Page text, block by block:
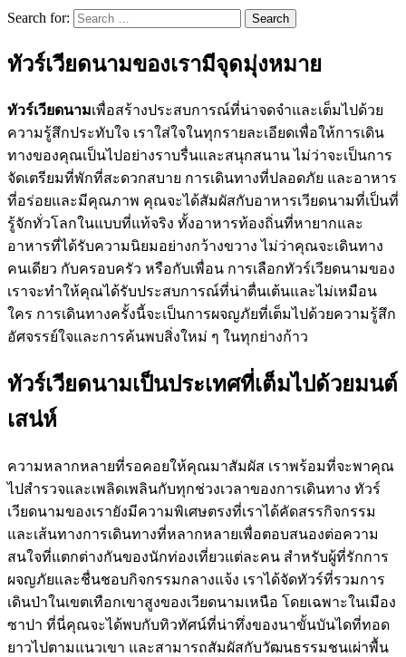
Search for:
ทัวร์เวียดนามของเรามีจุดมุ่งหมาย
ทัวร์เวียดนามเพื่อสร้างประสบการณ์ที่น่าจดจำและเต็มไปด้วย
ความรู้สึกประทับใจ เราใส่ใจในทุกรายละเอียดเพื่อให้การเดิน
ทางของคุณเป็นไปอย่างราบรื่นและสนุกสนาน ไม่ว่าจะเป็นการ
จัดเตรียมที่พักที่สะดวกสบาย การเดินทางที่ปลอดภัย และอาหาร
ที่อร่อยและมีคุณภาพ คุณจะได้สัมผัสกับอาหารเวียดนามที่เป็นที่
รู้จักทั่วโลกในแบบที่แท้จริง ทั้งอาหารท้องถิ่นที่หายากและ
อาหารที่ได้รับความนิยมอย่างกว้างขวาง ไม่ว่าคุณจะเดินทาง
คนเดียว กับครอบครัว หรือกับเพื่อน การเลือกทัวร์เวียดนามของ
เราจะทำให้คุณได้รับประสบการณ์ที่น่าตื่นเต้นและไม่เหมือน
ใคร การเดินทางครั้งนี้จะเป็นการผจญภัยที่เต็มไปด้วยความรู้สึก
อัศจรรย์ใจและการค้นพบสิ่งใหม่ ๆ ในทุกย่างก้าว
ทัวร์เวียดนามเป็นประเทศที่เต็มไปด้วยมนต์
เสน่ห์
ความหลากหลายที่รอคอยให้คุณมาสัมผัส เราพร้อมที่จะพาคุณ
ไปสำรวจและเพลิดเพลินกับทุกช่วงเวลาของการเดินทาง ทัวร์
เวียดนามของเรายังมีความพิเศษตรงที่เราได้คัดสรรกิจกรรม
และเส้นทางการเดินทางที่หลากหลายเพื่อตอบสนองต่อความ
สนใจที่แตกต่างกันของนักท่องเที่ยวแต่ละคน สำหรับผู้ที่รักการ
ผจญภัยและชื่นชอบกิจกรรมกลางแจ้ง เราได้จัดทัวร์ที่รวมการ
เดินป่าในเขตเทือกเขาสูงของเวียดนามเหนือ โดยเฉพาะในเมือง
ซาปา ที่นี่คุณจะได้พบกับทิวทัศน์ที่น่าทึ่งของนาขั้นบันไดที่ทอด
ยาวไปตามแนวเขา และสามารถสัมผัสกับวัฒนธรรมชนเผ่าพื้น